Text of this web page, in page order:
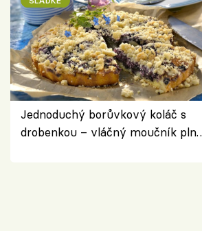
Jednoduchý borůvkový koláč s
drobenkou – vláčný moučník plný